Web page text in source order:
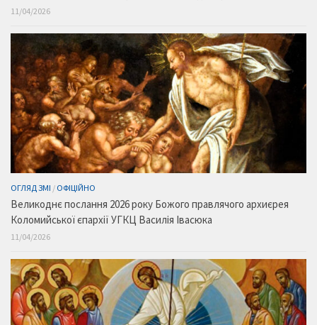
11/04/2026
ОГЛЯД ЗМІ / ОФІЦІЙНО
Великоднє послання 2026 року Божого правлячого архиєрея
Коломийської єпархії УГКЦ Василія Івасюка
11/04/2026